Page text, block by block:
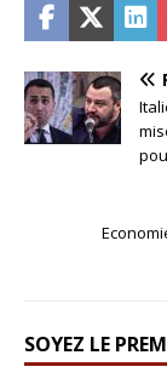
SOYEZ LE